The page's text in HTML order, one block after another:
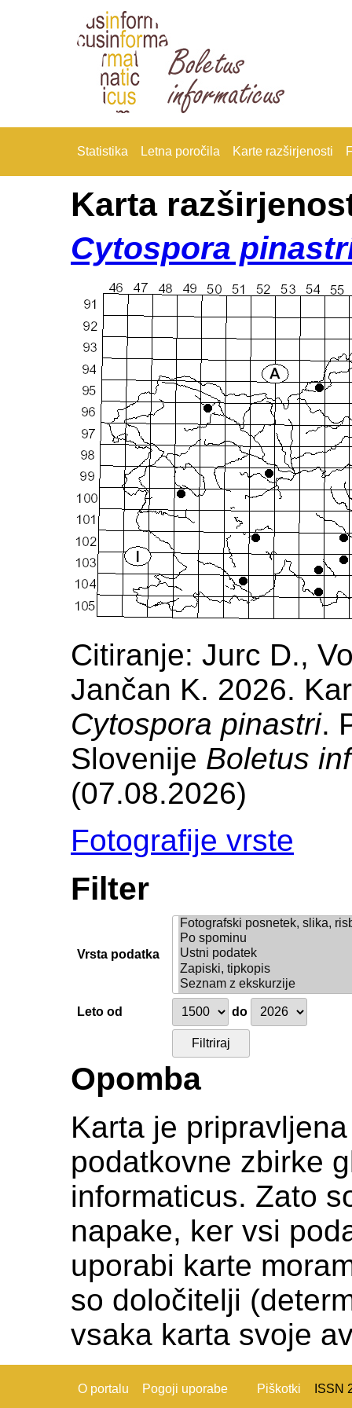
Statistika Letna poročila Karte razširjenosti
Karta
Cytospora
Citiranje: Jurc D.,
Jančan K. 2026.
Cytospora pinastri.
Slovenije Boletus
(07.08.2026)
Fotografije vrste
Filter
Vrsta podatka
Leto od do
Opomba
Karta je
podatkovne zbirke
informaticus. Zato
napake, ker vsi
uporabi karte
so določitelji
vsaka karta svoje
O portalu Pogoji uporabe Piškotki ISSN